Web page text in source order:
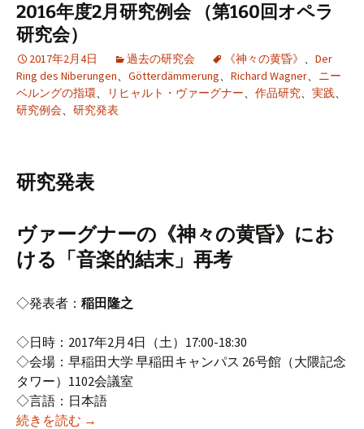
2016年度2月研究例会 （第160回オペラ
研究会）
2017年2月4日 過去の研究会 《神々の黄昏》 、 Der
Ring des Niberungen、 Götterdämmerung、 Richard Wagner、 ニー
ベルングの指環、 リヒャルト・ヴァーグナー、 作品研究、 実践、
研究例会、 研究発表
研究発表
ヴァーグナーの《神々の黄昏》にお
ける「音楽的結末」再考
◇発表者： 稲田隆之
◇日時：2017年2月4日（土）17:00-18:30
◇会場：早稲田大学 早稲田キャンパス 26号館（大隈記念
タワー）1102会議室
◇言語：日本語
続きを読む 2016年度2月研究例会 （第160回オペラ研究会）
→